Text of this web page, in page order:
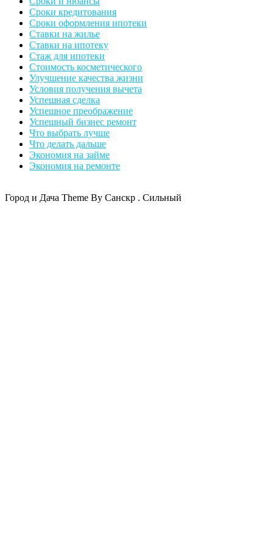
Сроки кредитования
Сроки оформления ипотеки
Ставки на жилье
Ставки на ипотеку
Стаж для ипотеки
Стоимость косметического
Улучшение качества жизни
Условия получения вычета
Успешная сделка
Успешное преображение
Успешный бизнес ремонт
Что выбрать лучше
Что делать дальше
Экономия на займе
Экономия на ремонте
Город и Дача Theme By Санскр . Сильный